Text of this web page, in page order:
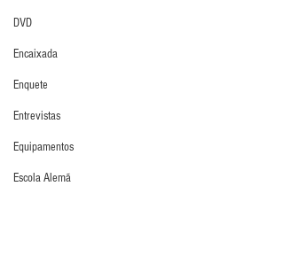
DVD
Encaixada
Enquete
Entrevistas
Equipamentos
Escola Alemã